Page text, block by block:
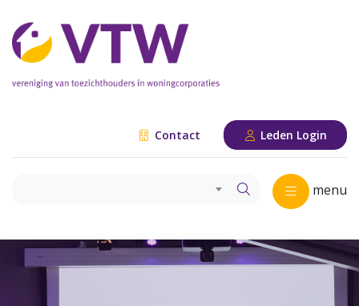
Contact Leden Login
menu